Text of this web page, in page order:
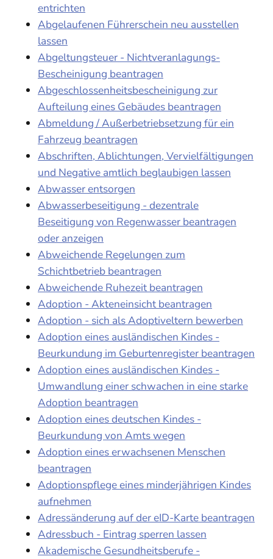
entrichten
Abgelaufenen Führerschein neu ausstellen
lassen
Abgeltungsteuer - Nichtveranlagungs-
Bescheinigung beantragen
Abgeschlossenheitsbescheinigung zur
Aufteilung eines Gebäudes beantragen
Abmeldung / Außerbetriebsetzung für ein
Fahrzeug beantragen
Abschriften, Ablichtungen, Vervielfältigungen
und Negative amtlich beglaubigen lassen
Abwasser entsorgen
Abwasserbeseitigung - dezentrale
Beseitigung von Regenwasser beantragen
oder anzeigen
Abweichende Regelungen zum
Schichtbetrieb beantragen
Abweichende Ruhezeit beantragen
Adoption - Akteneinsicht beantragen
Adoption - sich als Adoptiveltern bewerben
Adoption eines ausländischen Kindes -
Beurkundung im Geburtenregister beantragen
Adoption eines ausländischen Kindes -
Umwandlung einer schwachen in eine starke
Adoption beantragen
Adoption eines deutschen Kindes -
Beurkundung von Amts wegen
Adoption eines erwachsenen Menschen
beantragen
Adoptionspflege eines minderjährigen Kindes
aufnehmen
Adressänderung auf der eID-Karte beantragen
Adressbuch - Eintrag sperren lassen
Akademische Gesundheitsberufe -